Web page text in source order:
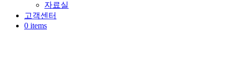
자료실
고객센터
0 items